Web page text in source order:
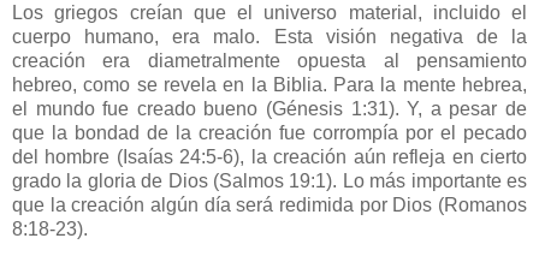
Los griegos creían que el universo material, incluido el
cuerpo humano, era malo. Esta visión negativa de la
creación era diametralmente opuesta al pensamiento
hebreo, como se revela en la Biblia. Para la mente hebrea,
el mundo fue creado bueno (Génesis 1:31). Y, a pesar de
que la bondad de la creación fue corrompía por el pecado
del hombre (Isaías 24:5-6), la creación aún refleja en cierto
grado la gloria de Dios (Salmos 19:1). Lo más importante es
que la creación algún día será redimida por Dios (Romanos
8:18-23).